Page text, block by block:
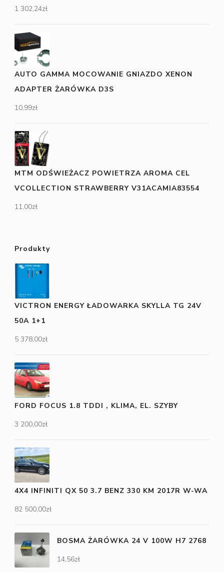
1 302,24zł
AUTO GAMMA MOCOWANIE GNIAZDO XENON
ADAPTER ŻARÓWKA D3S
10,99zł
MTM ODŚWIEŻACZ POWIETRZA AROMA CEL
VCOLLECTION STRAWBERRY V31ACAMIA83554
11,00zł
Produkty
VICTRON ENERGY ŁADOWARKA SKYLLA TG 24V
50A 1+1
5 378,00zł
FORD FOCUS 1.8 TDDI , KLIMA, EL. SZYBY
3 200,00zł
4X4 INFINITI QX 50 3.7 BENZ 330 KM 2017R W-WA
82 500,00zł
BOSMA ŻARÓWKA 24 V 100W H7 2768
14,56zł